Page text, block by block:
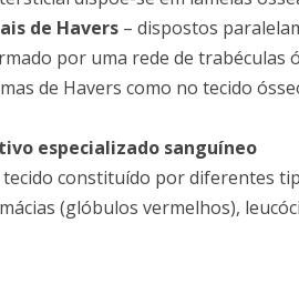
de Havers – dispostos
por uma rede de trabéculas
de Havers como no tecido
especializado sanguíneo
constituído por diferentes
(glóbulos vermelhos),